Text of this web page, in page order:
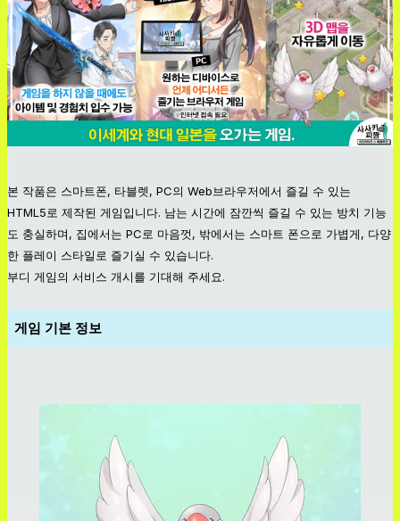
본 작품은 스마트폰, 타블렛, PC의 Web브라우저에서 즐길 수 있는
HTML5로 제작된 게임입니다. 남는 시간에 잠깐씩 즐길 수 있는 방치 기능
도 충실하며, 집에서는 PC로 마음껏, 밖에서는 스마트 폰으로 가볍게, 다양
한 플레이 스타일로 즐기실 수 있습니다.
부디 게임의 서비스 개시를 기대해 주세요.
게임 기본 정보